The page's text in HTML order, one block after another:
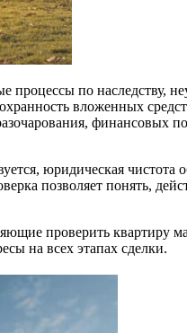
по наследству,
вложенных
финансовых
юридическая
позволяет понять,
проверить квартиру
на всех этапах сделки.